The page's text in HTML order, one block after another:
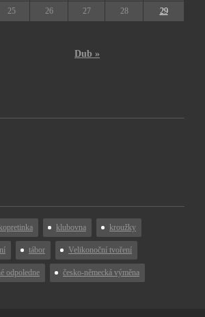
Dub »
25 26 27 28 29
klubovna kroužky
tábor Velikonoční tvoření
odpoledne česko-německá výměna